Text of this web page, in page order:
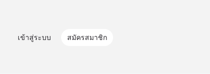
เข้าสู่ระบบ สมัครสมาชิก